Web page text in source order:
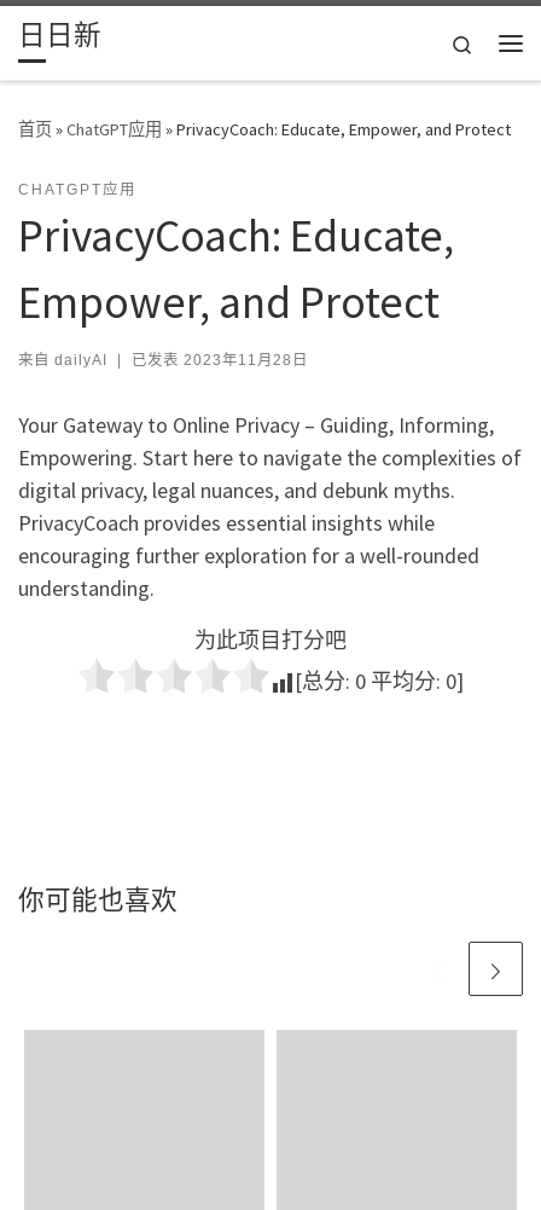
Skip to content
日日新
Search
首页»ChatGPT应用 »PrivacyCoach: Educate, Empower, and Protect
CHATGPT应用
PrivacyCoach: Educate,
Empower, and Protect
来自 dailyAI | 已发表 2023年11月28日
Your Gateway to Online Privacy – Guiding, Informing,
Empowering. Start here to navigate the complexities of
digital privacy, legal nuances, and debunk myths.
PrivacyCoach provides essential insights while
encouraging further exploration for a well-rounded
understanding.
为此项目打分吧
[总分: 0 平均分: 0]
你可能也喜欢